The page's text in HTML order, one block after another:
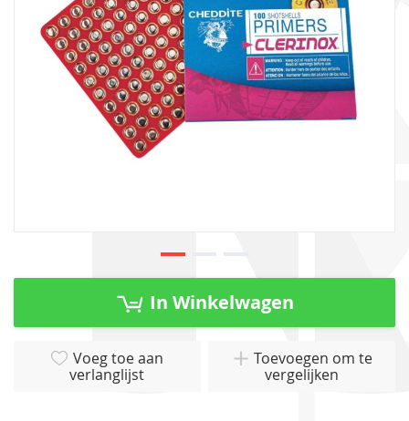
Ga
In Winkelwagen
Voeg toe aan
verlanglijst
Toevoegen om te
vergelijken